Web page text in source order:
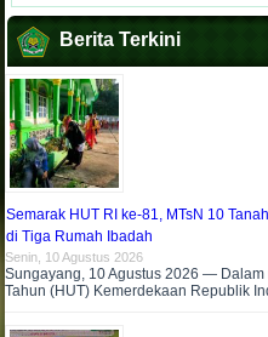
Berita Terkini
Semarak HUT RI ke-81, MTsN 10
di Tiga Rumah Ibadah
Senin, 10 Agustus 2026
Sungayang, 10 Agustus 2026 —
Tahun (HUT) Kemerdekaan Republik